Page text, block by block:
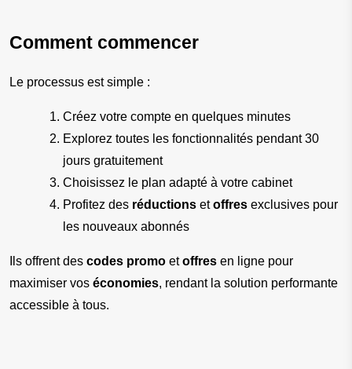
Comment commencer
Le processus est simple :
Créez votre compte en quelques minutes
Explorez toutes les fonctionnalités pendant 30
jours gratuitement
Choisissez le plan adapté à votre cabinet
Profitez des réductions et offres exclusives pour
les nouveaux abonnés
Ils offrent des codes promo et offres en ligne pour
maximiser vos économies, rendant la solution performante
accessible à tous.